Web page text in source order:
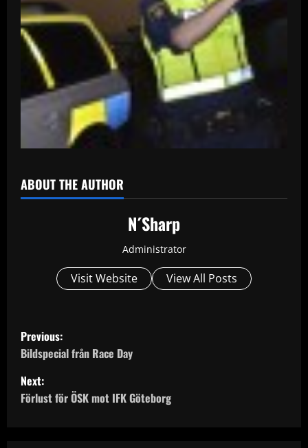
ABOUT THE AUTHOR
N´Sharp
Administrator
Visit Website View All Posts
P
o
s
Previous:
Bildspecial från Race Day
Next:
Förlust för ÖSK mot IFK Göteborg